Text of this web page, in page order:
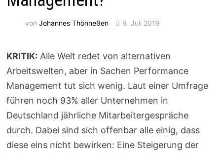
vonJohannes Thönneßen 9. Juli 2019
KRITIK: Alle Welt redet von alternativen
Arbeitswelten, aber in Sachen Performance
Management tut sich wenig. Laut einer Umfrage
führen noch 93% aller Unternehmen in
Deutschland jährliche Mitarbeitergespräche
durch. Dabei sind sich offenbar alle einig, dass
diese eins nicht bewirken: Eine Steigerung der